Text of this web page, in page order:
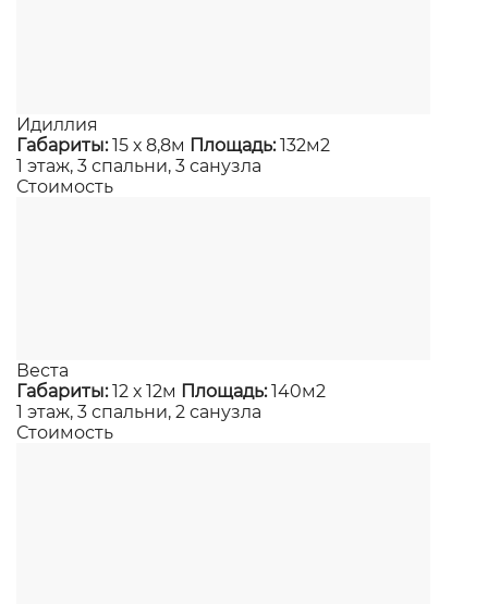
Идиллия
Габариты:15 х 8,8м Площадь:132м2
1 этаж, 3 спальни, 3 санузла
Стоимость
Веста
Габариты:12 х 12м Площадь:140м2
1 этаж, 3 спальни, 2 санузла
Стоимость